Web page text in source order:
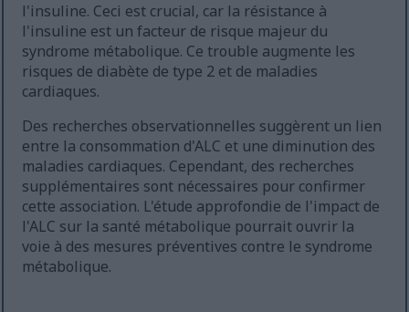
l'insuline. Ceci est crucial, car la résistance à
l'insuline est un facteur de risque majeur du
syndrome métabolique. Ce trouble augmente les
risques de diabète de type 2 et de maladies
cardiaques.
Des recherches observationnelles suggèrent un lien
entre la consommation d'ALC et une diminution des
maladies cardiaques. Cependant, des recherches
supplémentaires sont nécessaires pour confirmer
cette association. L'étude approfondie de l'impact de
l'ALC sur la santé métabolique pourrait ouvrir la
voie à des mesures préventives contre le syndrome
métabolique.